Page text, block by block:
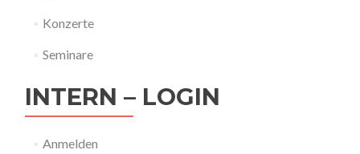
Konzerte
Seminare
INTERN – LOGIN
Anmelden